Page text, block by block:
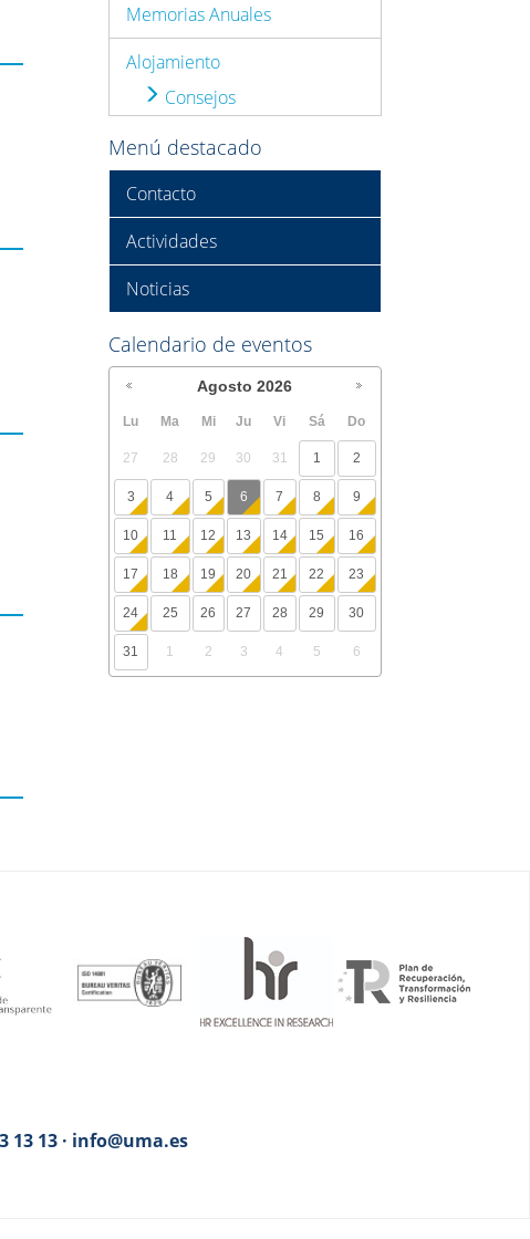
Memorias Anuales
Alojamiento
Consejos
Menú destacado
Contacto
Actividades
Noticias
Calendario de eventos
Agosto 2026
Lu Ma Mi Ju Vi Sá Do
27 28 29 30 31 1 2
3 4 5 6 7 8 9
10 11 12 13 14 15 16
17 18 19 20 21 22 23
24 25 26 27 28 29 30
31 1 2 3 4 5 6
13 13 · info@uma.es